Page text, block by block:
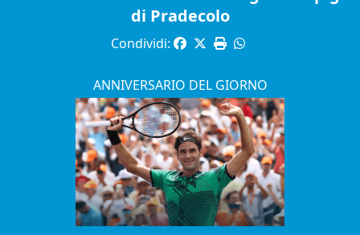
di Pradecolo
Condividi:
ANNIVERSARIO DEL GIORNO